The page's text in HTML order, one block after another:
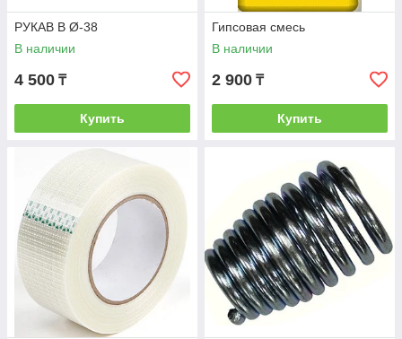
РУКАВ В Ø-38
В наличии
4 500 ₸
Купить
Гипсовая смесь
В наличии
2 900 ₸
Купить